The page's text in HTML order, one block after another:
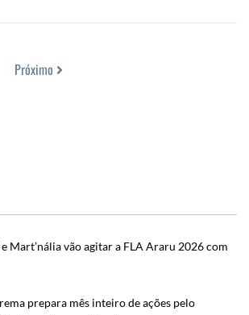
Próximo
Mart’nália vão agitar a FLA Araru 2026 com
prepara mês inteiro de ações pelo